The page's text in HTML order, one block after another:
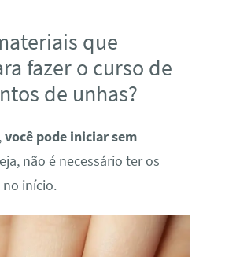
que
fazer o curso de
de unhas?
você pode iniciar sem
não é necessário ter os
no início.